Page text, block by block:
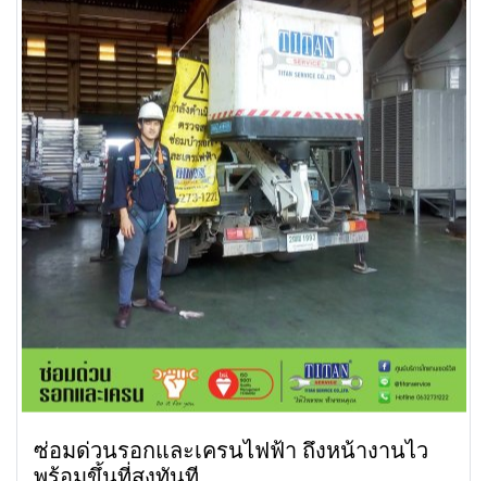
ซ่อมด่วนรอกและเครนไฟฟ้า ถึงหน้างานไว